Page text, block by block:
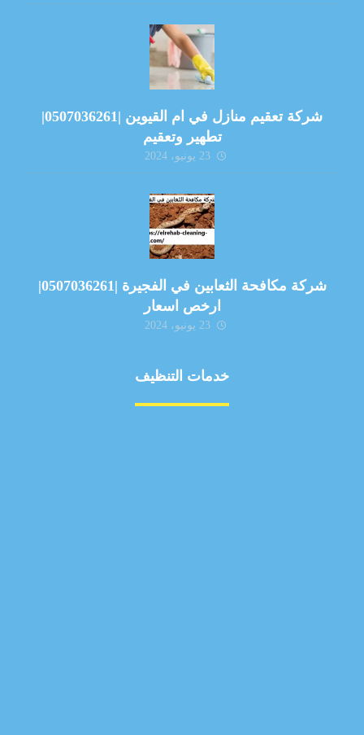
شركة تعقيم منازل في ام القيوين |0507036261|
تطهير وتعقيم
23 يونيو، 2024
شركة مكافحة الثعابين في الفجيرة |0507036261|
ارخص اسعار
23 يونيو، 2024
خدمات التنظيف